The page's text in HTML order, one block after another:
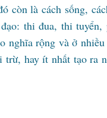
còn là cách sống,
thi đua, thi
nghĩa rộng và ở
hay ít nhất tạo ra